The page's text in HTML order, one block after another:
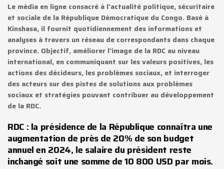
Le média en ligne consacré à l'actualité politique, sécuritaire
et sociale de la République Démocratique du Congo. Basé à
Kinshasa, il fournit quotidiennement des informations et
analyses à travers un réseau de correspondants dans chaque
province. Objectif, améliorer l'image de la RDC au niveau
international, en communiquant sur les valeurs positives, les
actions des décideurs, les problèmes sociaux, et interroger
des acteurs sur des pistes de solutions aux problèmes
sociaux et stratégies pouvant contribuer au développement
de la RDC.
RDC : la présidence de la République connaîtra une
augmentation de près de 20% de son budget
annuel en 2024, le salaire du président reste
inchangé soit une somme de 10 800 USD par mois.